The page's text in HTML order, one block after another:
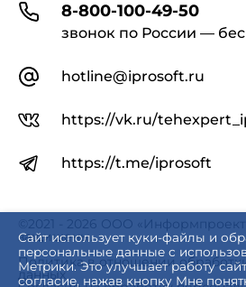
Сайт использует куки-файлы и
персональные данные с
Метрики. Это улучшает работу
согласие, нажав кнопку Мне
8-800-100-49-50
звонок по России —
hotline@iprosoft.ru
https://vk.ru/
https://t.me/iprosoft
©2021 - 2026 ООО
защищены.
Политика в отношении
данных